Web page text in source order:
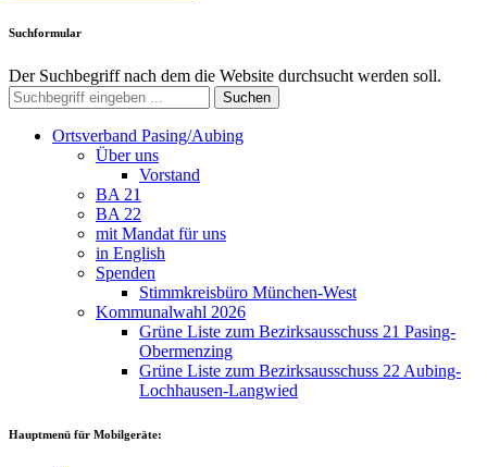
Suchformular
Der Suchbegriff nach dem die Website durchsucht werden soll.
Suchen
Ortsverband Pasing/Aubing
Über uns
Vorstand
BA 21
BA 22
mit Mandat für uns
in English
Spenden
Stimmkreisbüro München-West
Kommunalwahl 2026
Grüne Liste zum Bezirksausschuss 21 Pasing-
Obermenzing
Grüne Liste zum Bezirksausschuss 22 Aubing-
Lochhausen-Langwied
Hauptmenü für Mobilgeräte: